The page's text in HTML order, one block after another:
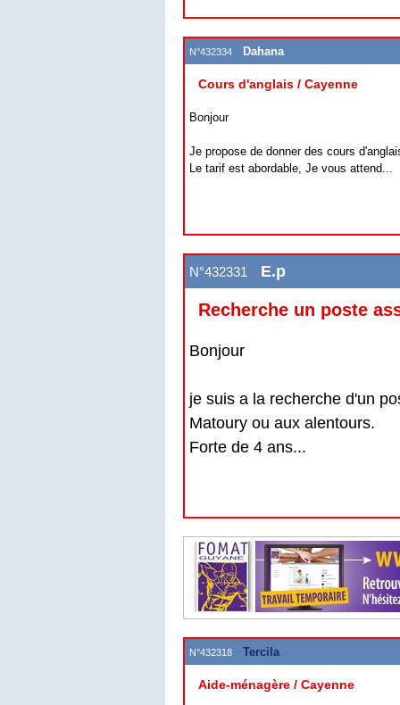
N°432334 Dahana
Cours d'anglais / Cayenne
Bonjour
Je propose de donner des cours
Le tarif est abordable, Je vous attend...
N°432331 E.p
Recherche un poste
Bonjour
je suis a la recherche d'un
Matoury ou aux alentours.
Forte de 4 ans...
N°432318 Tercila
Aide-ménagère / Cayenne